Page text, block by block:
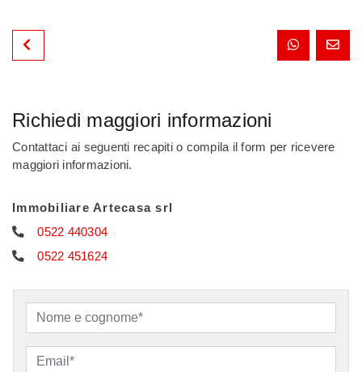
Richiedi maggiori informazioni
Contattaci ai seguenti recapiti o compila il form per ricevere
maggiori informazioni.
Immobiliare Artecasa srl
0522 440304
0522 451624